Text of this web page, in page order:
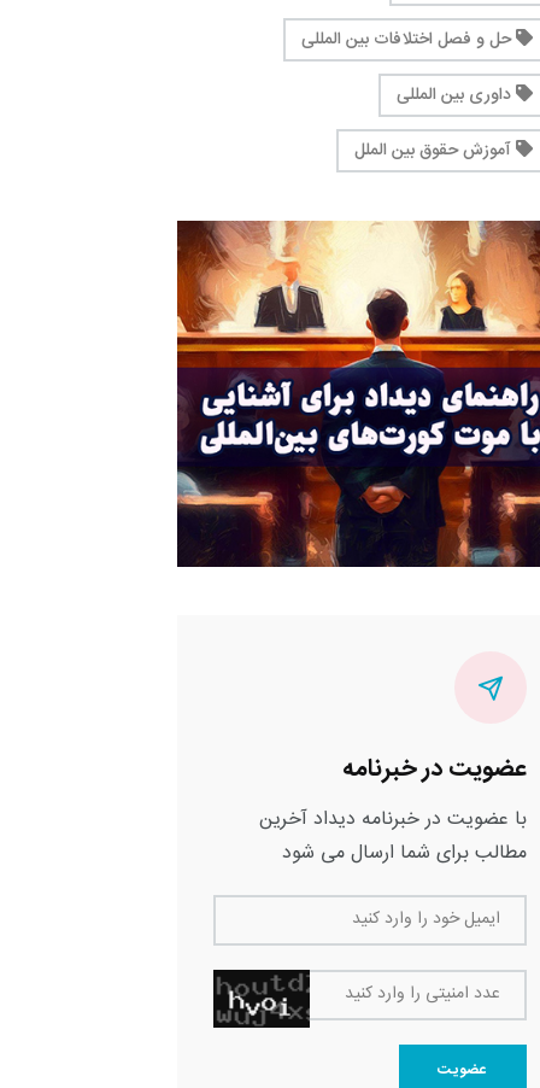
حل و فصل اختلافات بین المللی
داوری بین المللی
آموزش حقوق بین الملل
عضویت در خبرنامه
با عضویت در خبرنامه دیداد آخرین
مطالب برای شما ارسال می شود
ایمیل خود را وارد کنید
عدد امنیتی را وارد کنید
عضویت